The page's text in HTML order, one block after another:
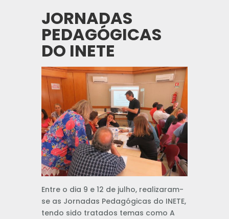
JORNADAS
PEDAGÓGICAS
DO INETE
Entre o dia 9 e 12 de julho, realizaram-
se as Jornadas Pedagógicas do INETE,
tendo sido tratados temas como A